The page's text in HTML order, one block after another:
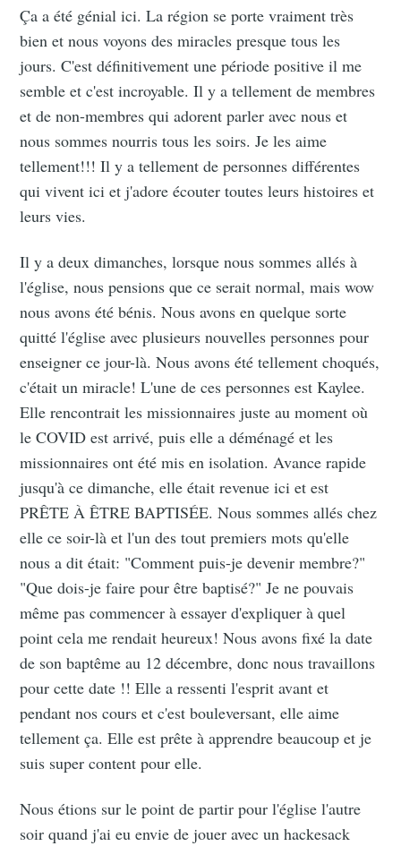
Ça a été génial ici. La région se porte vraiment très
bien et nous voyons des miracles presque tous les
jours. C'est définitivement une période positive il me
semble et c'est incroyable. Il y a tellement de membres
et de non-membres qui adorent parler avec nous et
nous sommes nourris tous les soirs. Je les aime
tellement!!! Il y a tellement de personnes différentes
qui vivent ici et j'adore écouter toutes leurs histoires et
leurs vies.
Il y a deux dimanches, lorsque nous sommes allés à
l'église, nous pensions que ce serait normal, mais wow
nous avons été bénis. Nous avons en quelque sorte
quitté l'église avec plusieurs nouvelles personnes pour
enseigner ce jour-là. Nous avons été tellement choqués,
c'était un miracle! L'une de ces personnes est Kaylee.
Elle rencontrait les missionnaires juste au moment où
le COVID est arrivé, puis elle a déménagé et les
missionnaires ont été mis en isolation. Avance rapide
jusqu'à ce dimanche, elle était revenue ici et est
PRÊTE À ÊTRE BAPTISÉE. Nous sommes allés chez
elle ce soir-là et l'un des tout premiers mots qu'elle
nous a dit était: "Comment puis-je devenir membre?"
"Que dois-je faire pour être baptisé?" Je ne pouvais
même pas commencer à essayer d'expliquer à quel
point cela me rendait heureux! Nous avons fixé la date
de son baptême au 12 décembre, donc nous travaillons
pour cette date !! Elle a ressenti l'esprit avant et
pendant nos cours et c'est bouleversant, elle aime
tellement ça. Elle est prête à apprendre beaucoup et je
suis super content pour elle.
Nous étions sur le point de partir pour l'église l'autre
soir quand j'ai eu envie de jouer avec un hackesack